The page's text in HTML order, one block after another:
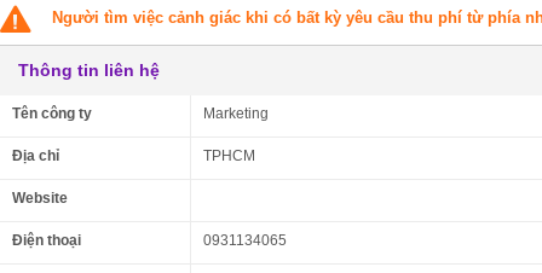
Người tìm việc cảnh giác khi có bất kỳ yêu cầu thu phí từ phía
Thông tin liên hệ
Tên công ty Marketing
Địa chỉ TPHCM
Website
Điện thoại 0931134065